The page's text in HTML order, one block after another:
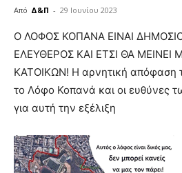
Από Δ&Π - 29 Ιουνίου 2023
blonde
lesbians
hot
cam
show.desi
brandi
lyons
teaches
Ο ΛΟΦΟΣ ΚΟΠΑΝΑ ΕΙΝΑΙ
ΕΛΕΥΘΕΡΟΣ ΚΑΙ ΕΤΣΙ ΘΑ
ΚΑΤΟΙΚΩΝ! Η αρνητική απόφαση
το Λόφο Κοπανά και οι ευθύνες
για αυτή την εξέλιξη